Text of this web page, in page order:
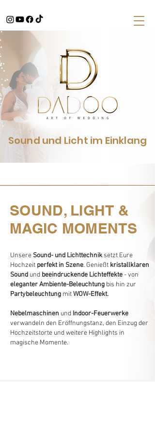
Sound und Licht im Einklang
SOUND, LIGHT &
MAGIC MOMENTS
Unsere Sound- und Lichttechnik setzt Eure
Hochzeit perfekt in Szene. Genießt kristallklaren
Sound und beeindruckende Lichteffekte- von
eleganter Ambiente-Beleuchtung bis hin zur
Partybeleuchtung mitWOW-Effekt.
Nebelmaschinen und Indoor-Feuerwerke
verwandeln den Eröffnungstanz, den Einzug der
Hochzeitstorte und weitere Highlights in
magische Momente.